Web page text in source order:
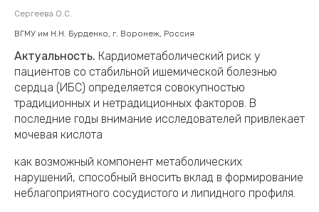
ВГМУ им Н.Н. Бурденко, г. Воронеж, Россия
Актуальность. Кардиометаболический риск у
пациентов со стабильной ишемической болезнью
сердца (ИБС) определяется совокупностью
традиционных и нетрадиционных факторов. В
последние годы внимание исследователей привлекает
мочевая кислота
как возможный компонент метаболических
нарушений, способный вносить вклад в формирование
неблагоприятного сосудистого и липидного профиля.
Сергеева О.С.